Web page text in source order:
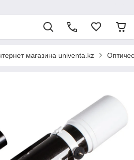
магазина univenta.kz